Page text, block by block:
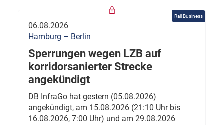
Rail Business
06.08.2026
Hamburg – Berlin
Sperrungen wegen LZB auf
korridorsanierter Strecke
angekündigt
DB InfraGo hat gestern (05.08.2026)
angekündigt, am 15.08.2026 (21:10 Uhr bis
16.08.2026, 7:00 Uhr) und am 29.08.2026